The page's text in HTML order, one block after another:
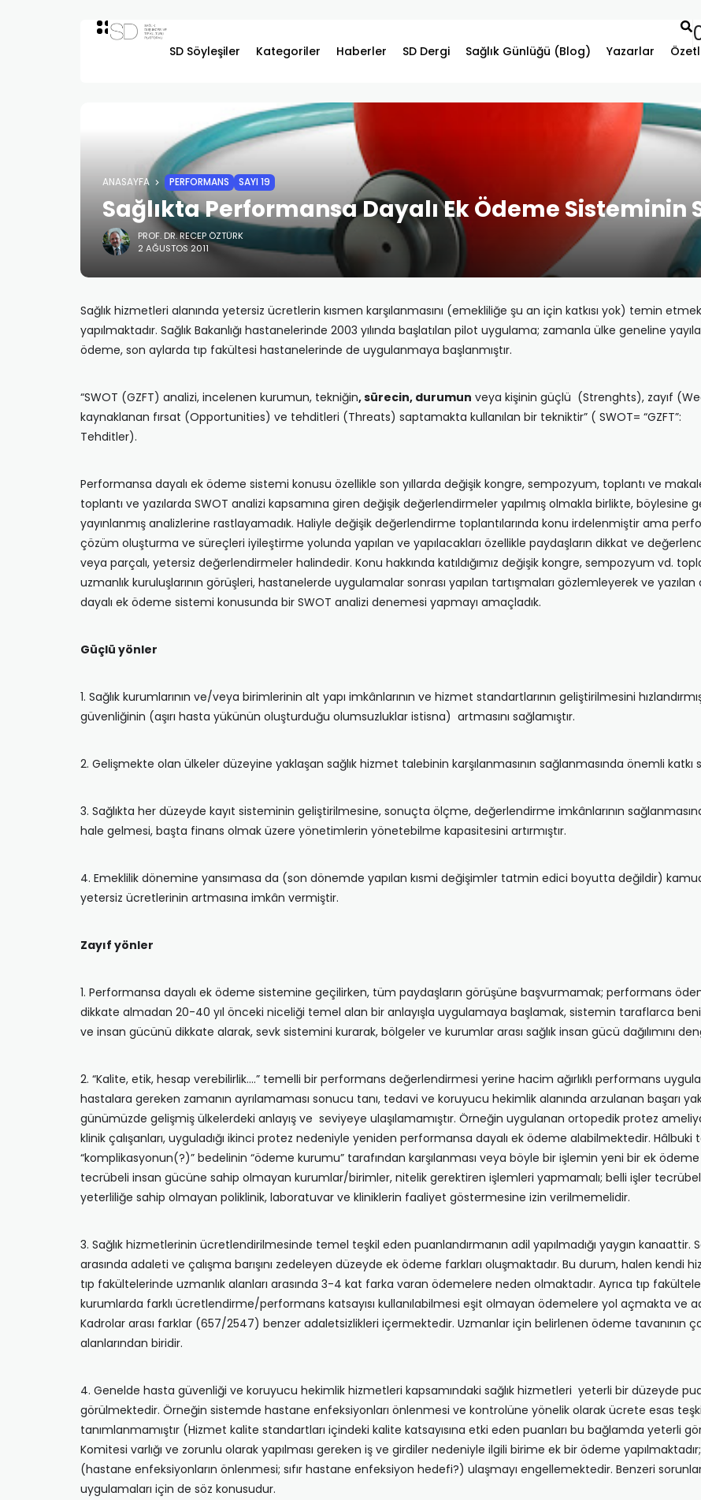
SD Söyleşiler Kategoriler Haberler SD Dergi Sağlık Günlüğü (Blog) Yazarlar
ANASAYFA PERFORMANS SAYI 19
Sağlıkta Performansa Dayalı Ek Ödeme Sisteminin
PROF. DR. RECEP ÖZTÜRK
2 AĞUSTOS 2011
Sağlık hizmetleri alanında yetersiz ücretlerin kısmen karşılanmasını (emekliliğe şu an için katkısı yok) temin
yapılmaktadır. Sağlık Bakanlığı hastanelerinde 2003 yılında başlatılan pilot uygulama; zamanla ülke geneline
ödeme, son aylarda tıp fakültesi hastanelerinde de uygulanmaya başlanmıştır.
“SWOT (GZFT) analizi, incelenen kurumun, tekniğin, sürecin, durumun veya kişinin güçlü (Strenghts), zayıf
kaynaklanan fırsat (Opportunities) ve tehditleri (Threats) saptamakta kullanılan bir tekniktir” ( SWOT=
Tehditler).
Performansa dayalı ek ödeme sistemi konusu özellikle son yıllarda değişik kongre, sempozyum, toplantı ve
toplantı ve yazılarda SWOT analizi kapsamına giren değişik değerlendirmeler yapılmış olmakla birlikte, böylesine
yayınlanmış analizlerine rastlayamadık. Haliyle değişik değerlendirme toplantılarında konu irdelenmiştir ama
çözüm oluşturma ve süreçleri iyileştirme yolunda yapılan ve yapılacakları özellikle paydaşların dikkat ve
veya parçalı, yetersiz değerlendirmeler halindedir. Konu hakkında katıldığımız değişik kongre, sempozyum vd.
uzmanlık kuruluşlarının görüşleri, hastanelerde uygulamalar sonrası yapılan tartışmaları gözlemleyerek ve
dayalı ek ödeme sistemi konusunda bir SWOT analizi denemesi yapmayı amaçladık.
Güçlü yönler
1. Sağlık kurumlarının ve/veya birimlerinin alt yapı imkânlarının ve hizmet standartlarının geliştirilmesini
güvenliğinin (aşırı hasta yükünün oluşturduğu olumsuzluklar istisna) artmasını sağlamıştır.
2. Gelişmekte olan ülkeler düzeyine yaklaşan sağlık hizmet talebinin karşılanmasının sağlanmasında önemli katkı
3. Sağlıkta her düzeyde kayıt sisteminin geliştirilmesine, sonuçta ölçme, değerlendirme imkânlarının
hale gelmesi, başta finans olmak üzere yönetimlerin yönetebilme kapasitesini artırmıştır.
4. Emeklilik dönemine yansımasa da (son dönemde yapılan kısmi değişimler tatmin edici boyutta değildir)
yetersiz ücretlerinin artmasına imkân vermiştir.
Zayıf yönler
1. Performansa dayalı ek ödeme sistemine geçilirken, tüm paydaşların görüşüne başvurmamak; performans
dikkate almadan 20-40 yıl önceki niceliği temel alan bir anlayışla uygulamaya başlamak, sistemin taraflarca
ve insan gücünü dikkate alarak, sevk sistemini kurarak, bölgeler ve kurumlar arası sağlık insan gücü dağılımını
2. “Kalite, etik, hesap verebilirlik….” temelli bir performans değerlendirmesi yerine hacim ağırlıklı performans
hastalara gereken zamanın ayrılamaması sonucu tanı, tedavi ve koruyucu hekimlik alanında arzulanan başarı
günümüzde gelişmiş ülkelerdeki anlayış ve seviyeye ulaşılamamıştır. Örneğin uygulanan ortopedik protez
klinik çalışanları, uyguladığı ikinci protez nedeniyle yeniden performansa dayalı ek ödeme alabilmektedir. Hâlbuki
“komplikasyonun(?)” bedelinin “ödeme kurumu” tarafından karşılanması veya böyle bir işlemin yeni bir ek
tecrübeli insan gücüne sahip olmayan kurumlar/birimler, nitelik gerektiren işlemleri yapmamalı; belli işler
yeterliliğe sahip olmayan poliklinik, laboratuvar ve kliniklerin faaliyet göstermesine izin verilmemelidir.
3. Sağlık hizmetlerinin ücretlendirilmesinde temel teşkil eden puanlandırmanın adil yapılmadığı yaygın kanaattir.
arasında adaleti ve çalışma barışını zedeleyen düzeyde ek ödeme farkları oluşmaktadır. Bu durum, halen
tıp fakültelerinde uzmanlık alanları arasında 3-4 kat farka varan ödemelere neden olmaktadır. Ayrıca tıp
kurumlarda farklı ücretlendirme/performans katsayısı kullanılabilmesi eşit olmayan ödemelere yol açmakta ve
Kadrolar arası farklar (657/2547) benzer adaletsizlikleri içermektedir. Uzmanlar için belirlenen ödeme tavanının
alanlarından biridir.
4. Genelde hasta güvenliği ve koruyucu hekimlik hizmetleri kapsamındaki sağlık hizmetleri yeterli bir düzeyde
görülmektedir. Örneğin sistemde hastane enfeksiyonları önlenmesi ve kontrolüne yönelik olarak ücrete esas
tanımlanmamıştır (Hizmet kalite standartları içindeki kalite katsayısına etki eden puanları bu bağlamda yeterli
Komitesi varlığı ve zorunlu olarak yapılması gereken iş ve girdiler nedeniyle ilgili birime ek bir ödeme
(hastane enfeksiyonların önlenmesi; sıfır hastane enfeksiyon hedefi?) ulaşmayı engellemektedir. Benzeri
uygulamaları için de söz konusudur.